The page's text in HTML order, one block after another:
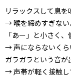
リラックスして息を
→ 喉を締めすぎない
「あー」と小さく
→ 声にならないくら
ガラガラという音が
→ 声帯が軽く接触し